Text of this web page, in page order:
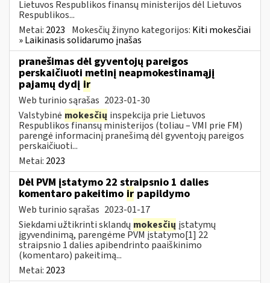
Lietuvos Respublikos finansų ministerijos dėl Lietuvos
Respublikos...
Metai: 2023 Mokesčių žinyno kategorijos: Kiti mokesčiai
» Laikinasis solidarumo įnašas
pranešimas dėl gyventojų pareigos
perskaičiuoti metinį neapmokestinamąjį
pajamų dydį ir
Web turinio sąrašas 2023-01-30
Valstybinė mokesčių inspekcija prie Lietuvos
Respublikos finansų ministerijos (toliau – VMI prie FM)
parengė informacinį pranešimą dėl gyventojų pareigos
perskaičiuoti...
Metai: 2023
Dėl PVM įstatymo 22 straipsnio 1 dalies
komentaro pakeitimo ir papildymo
Web turinio sąrašas 2023-01-17
Siekdami užtikrinti sklandų mokesčių įstatymų
įgyvendinimą, parengėme PVM įstatymo[1] 22
straipsnio 1 dalies apibendrinto paaiškinimo
(komentaro) pakeitimą...
Metai: 2023